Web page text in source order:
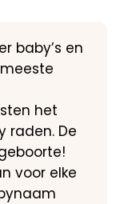
baby’s en
het
raden.​ De
voor elke